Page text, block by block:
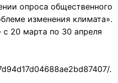
опроса общественного
изменения климата».
20 марта по 30 апреля
.